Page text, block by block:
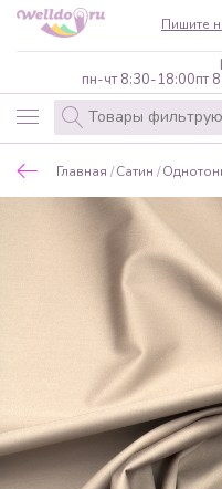
пн-чт 8:30-18:00пт
Пишите
Главная Сатин